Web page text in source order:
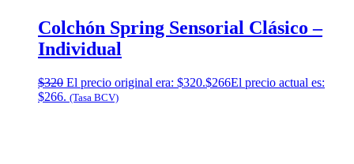
Colchón Spring Sensorial Clásico –
Individual
$320 El precio original era: $320.$266El precio actual es:
$266. (Tasa BCV)